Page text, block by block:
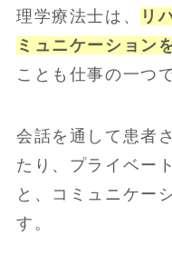
理学療法士は、
リ
ミュニケーション
ことも仕事の一つ
会話を通して患者
たり、プライベー
と、コミュニケー
す。